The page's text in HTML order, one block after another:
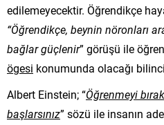
edilemeyecektir. Öğrendikçe
“Öğrendikçe, beynin nöronları
bağlar güçlenir” görüşü ile
ögesi konumunda olacağı
Albert Einstein; “Öğrenmeyi
başlarsınız” sözü ile insanın